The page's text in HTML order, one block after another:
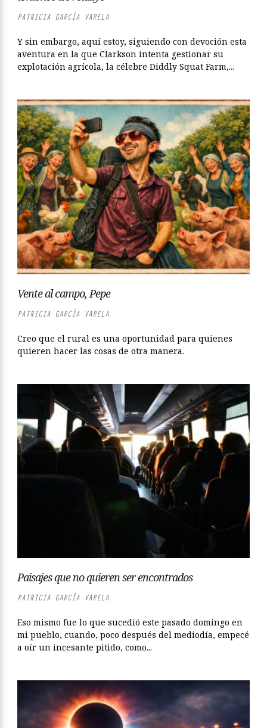
PATRICIA GARCÍA VARELA
Y sin embargo, aquí estoy, siguiendo con devoción esta
aventura en la que Clarkson intenta gestionar su
explotación agrícola, la célebre Diddly Squat Farm,...
Vente al campo, Pepe
PATRICIA GARCÍA VARELA
Creo que el rural es una oportunidad para quienes
quieren hacer las cosas de otra manera.
Paisajes que no quieren ser encontrados
PATRICIA GARCÍA VARELA
Eso mismo fue lo que sucedió este pasado domingo en
mi pueblo, cuando, poco después del mediodía, empecé
a oír un incesante pitido, como...